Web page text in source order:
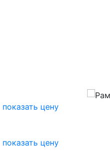
показать цену
показать цену